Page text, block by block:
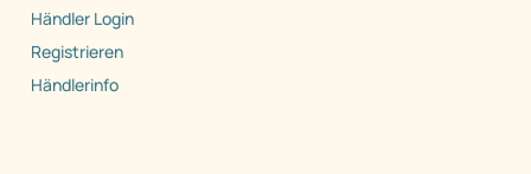
Händler Login
Registrieren
Händlerinfo